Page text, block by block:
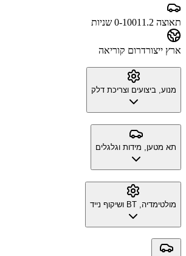
תאוצה 0-100 11.2 שניות
ארץ ייצורדרום קוריאה
מנוע, ביצועים וצריכת דלק
תא מטען, מידות וגלגלים
מולטימדיה, BT ושיקוף נייד